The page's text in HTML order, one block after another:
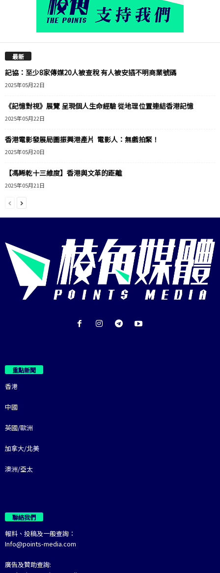
最新
記協：至少8家傳媒20人被查稅 有人被安插不明商業號碼
2025年05月22日
《記憶對視》展覽 呈現個人生命經驗 從地理位置連結香港記憶
2025年05月22日
香港電影發展局圖振興港產片 電影人：無戲拍緊！
2025年05月20日
【馮睎乾十三維度】香港與文革的距離
2025年05月21日
重點新聞
香港
中國
英國/歐洲
加拿大/北美
澳洲/亞太
聯絡我們
報料、投稿及一般查詢：
Info@points-media.com
廣告及贊助查詢: